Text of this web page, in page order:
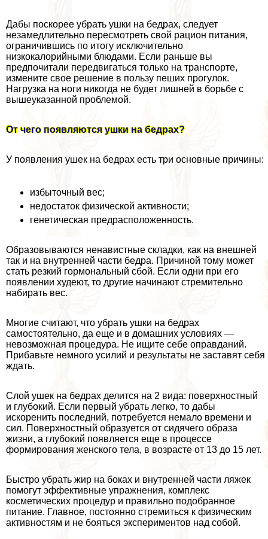
Дабы поскорее убрать ушки на бедрах, следует
незамедлительно пересмотреть свой рацион питания,
ограничившись по итогу исключительно
низкокалорийными блюдами. Если раньше вы
предпочитали передвигаться только на трaнcпорте,
измените свое решение в пользу пеших прогулок.
Нагрузка на ноги никогда не будет лишней в борьбе с
вышеуказанной проблемой.
От чего появляются ушки на бедрах?
У появления ушек на бедрах есть три основные причины:
избыточный вес;
недостаток физической активности;
генетическая предрасположенность.
Образовываются ненавистные складки, как на внешней
так и на внутренней части бедра. Причиной тому может
стать резкий гормональный сбой. Если одни при его
появлении худеют, то другие начинают стремительно
набирать вес.
Многие считают, что убрать ушки на бедрах
самостоятельно, да еще и в домашних условиях —
невозможная процедypa. Не ищите себе оправданий.
Прибавьте немного усилий и результаты не заставят себя
ждать.
Слой ушек на бедрах делится на 2 вида: поверхностный
и глубокий. Если первый убрать легко, то дабы
искоренить последний, потребуется немало времени и
сил. Поверхностный образуется от сидячего образа
жизни, а глубокий появляется еще в процессе
формирования женского тела, в возрасте от 13 до 15 лет.
Быстро убрать жир на боках и внутренней части ляжек
помогут эффективные упражнения, комплекс
косметических процедур и правильно подобранное
питание. Главное, постоянно стремиться к физическим
активностям и не бояться экспериментов над собой.